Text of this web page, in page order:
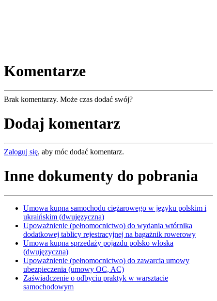
Komentarze
Brak komentarzy. Może czas dodać swój?
Dodaj komentarz
Zaloguj się, aby móc dodać komentarz.
Inne dokumenty do pobrania
Umowa kupna samochodu ciężarowego w języku polskim i
ukraińskim (dwujęzyczna)
Upoważnienie (pełnomocnictwo) do wydania wtórnika
dodatkowej tablicy rejestracyjnej na bagażnik rowerowy
Umowa kupna sprzedaży pojazdu polsko włoska
(dwujęzyczna)
Upoważnienie (pełnomocnictwo) do zawarcia umowy
ubezpieczenia (umowy OC, AC)
Zaświadczenie o odbyciu praktyk w warsztacie
samochodowym